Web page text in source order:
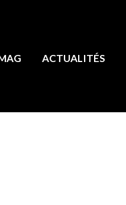
ACTUALITÉS